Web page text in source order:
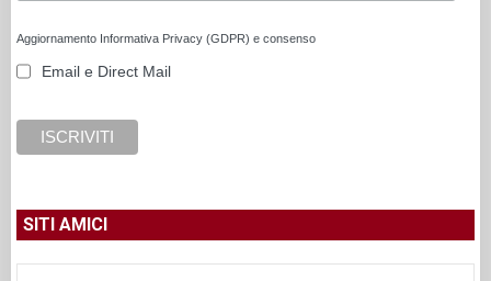
Aggiornamento Informativa Privacy (GDPR) e consenso
Email e Direct Mail
SITI AMICI